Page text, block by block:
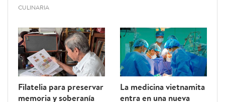
CULINARIA
Filatelia para preservar
memoria y soberanía
La medicina vietnamita
entra en una nueva